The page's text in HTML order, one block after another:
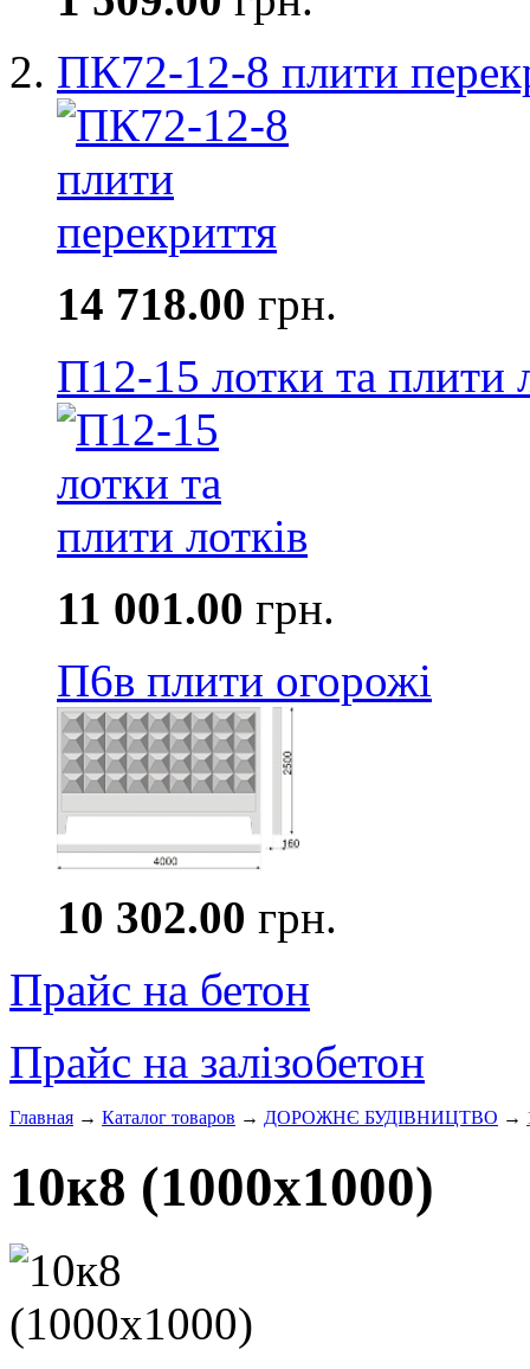
ПК72-12-8 плити
14 718.00 грн.
П12-15 лотки та плити
11 001.00 грн.
П6в плити огорожі
10 302.00 грн.
Прайс на бетон
Прайс на залізобетон
Главная → Каталог товаров → ДОРОЖНЄ БУДIВНИЦТВО →
10к8 (1000х1000)